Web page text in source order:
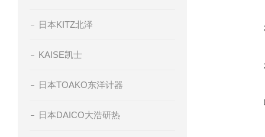
日本KITZ北泽
KAISE凯士
日本TOAKO东洋计器
日本DAICO大浩研热